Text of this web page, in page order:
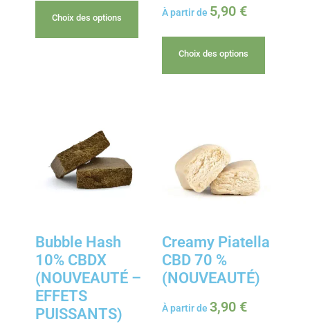
Choix des options À partir de 5,90 €
Choix des options
Bubble Hash
10% CBDX
(NOUVEAUTÉ –
EFFETS
PUISSANTS)
Creamy Piatella
CBD 70 %
(NOUVEAUTÉ)
À partir de 3,90 €